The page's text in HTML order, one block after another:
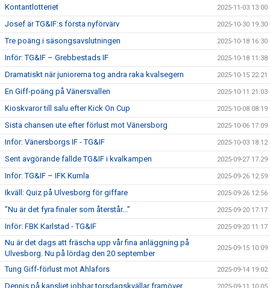
Kontantlotteriet 2025-11-03 13:00
Josef är TG&IF:s första nyförvärv 2025-10-30 19:30
Tre poäng i säsongsavslutningen 2025-10-18 16:30
Inför: TG&IF – Grebbestads IF 2025-10-18 11:38
Dramatiskt när juniorerna tog andra raka kvalsegern 2025-10-15 22:21
En Giff-poäng på Vänersvallen 2025-10-11 21:03
Kioskvaror till salu efter Kick On Cup 2025-10-08 08:19
Sista chansen ute efter förlust mot Vänersborg 2025-10-06 17:09
Inför: Vänersborgs IF - TG&IF 2025-10-03 18:12
Sent avgörande fällde TG&IF i kvalkampen 2025-09-27 17:29
Inför: TG&IF – IFK Kumla 2025-09-26 12:59
Ikväll: Quiz på Ulvesborg för giffare 2025-09-26 12:56
”Nu är det fyra finaler som återstår...” 2025-09-20 17:17
Inför: FBK Karlstad - TG&IF 2025-09-20 11:17
Nu är det dags att fräscha upp vår fina anläggning på
Ulvesborg. Nu på lördag den 20 september
2025-09-15 10:09
Tung Giff-förlust mot Ahlafors 2025-09-14 19:02
Dennis på kansliet jobbar torsdagskvällar framöver.